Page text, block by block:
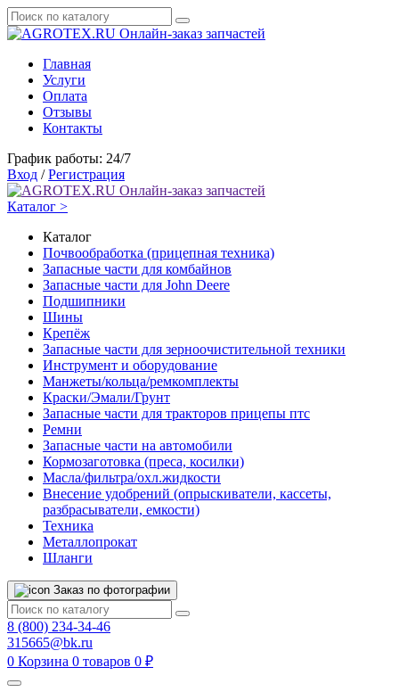
Онлайн-заказ запчастей
Главная
Услуги
Оплата
Отзывы
Контакты
График работы: 24/7
Вход / Регистрация
Онлайн-заказ запчастей
Каталог >
Каталог
Почвообработка (прицепная техника)
Запасные части для комбайнов
Запасные части для John Deere
Подшипники
Шины
Крепёж
Запасные части для зерноочистительной техники
Инструмент и оборудование
Манжеты/кольца/ремкомплекты
Краски/Эмали/Грунт
Запасные части для тракторов прицепы птс
Ремни
Запасные части на автомобили
Кормозаготовка (преса, косилки)
Масла/фильтра/охл.жидкости
Внесение удобрений (опрыскиватели, кассеты,
разбрасыватели, емкости)
Техника
Металлопрокат
Шланги
Заказ по фотографии
8 (800) 234-34-46
315665@bk.ru
0 Корзина 0 товаров 0 ₽